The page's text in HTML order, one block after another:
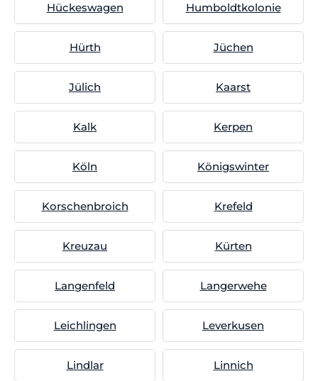
Hückeswagen Humboldtkolonie
Hürth Jüchen
Jülich Kaarst
Kalk Kerpen
Köln Königswinter
Korschenbroich Krefeld
Kreuzau Kürten
Langenfeld Langerwehe
Leichlingen Leverkusen
Lindlar Linnich